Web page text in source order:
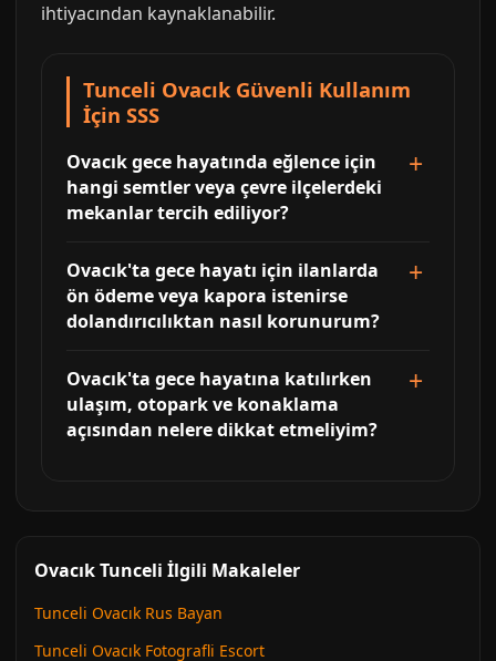
ihtiyacından kaynaklanabilir.
Tunceli Ovacık Güvenli Kullanım
İçin SSS
Ovacık gece hayatında eğlence için
hangi semtler veya çevre ilçelerdeki
mekanlar tercih ediliyor?
Ovacık'ta gece hayatı için ilanlarda
ön ödeme veya kapora istenirse
dolandırıcılıktan nasıl korunurum?
Ovacık'ta gece hayatına katılırken
ulaşım, otopark ve konaklama
açısından nelere dikkat etmeliyim?
Ovacık Tunceli İlgili Makaleler
Tunceli Ovacık Rus Bayan
Tunceli Ovacık Fotografli Escort